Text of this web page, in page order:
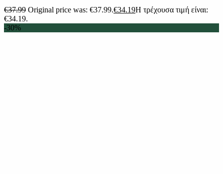
€37.99 Original price was: €37.99.€34.19Η τρέχουσα τιμή είναι:
€34.19.
-30%